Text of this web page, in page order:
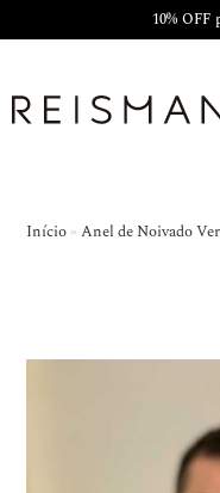
10%
Início »Anel de Noivado